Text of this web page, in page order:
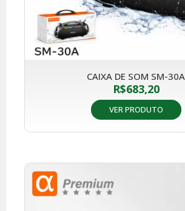
CAIXA DE SOM SM-30A
R$683,20
VER PRODUTO